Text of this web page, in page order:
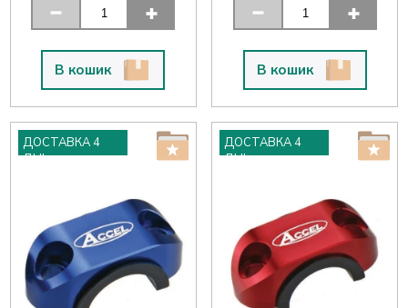
В кошик В кошик
ДОСТАВКА 4
ДНІ
ДОСТАВКА 4
ДНІ